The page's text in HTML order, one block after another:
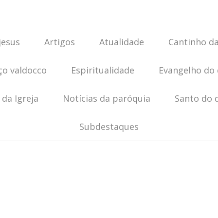
Artigos Atualidade Cantinho
valdocco Espiritualidade Evangelho do
Igreja Notícias da paróquia Santo do
Subdestaques